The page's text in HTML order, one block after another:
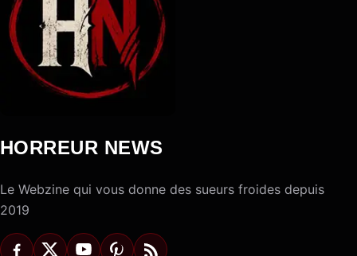
HORREUR NEWS
Le Webzine qui vous donne des sueurs froides depuis
2019